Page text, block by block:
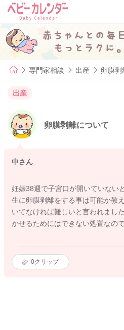
専門家相談 出産 卵膜剥
出産
卵膜剥離について
中さん
妊娠38週で子宮口が開いていない
生に卵膜剥離をする事は可能か教
いてなければ難しいと言われまし
かせるためにはできない処置なの
0クリップ